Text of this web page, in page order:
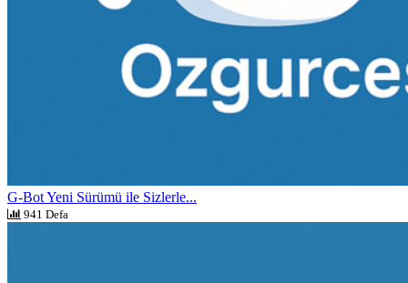
G-Bot Yeni Sürümü ile Sizlerle...
941 Defa